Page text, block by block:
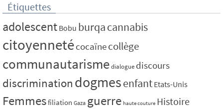
Étiquettes
adolescent Bobu burqacannabis
citoyennetécocaïnecollège
communautarismedialogue discours
discrimination dogmesenfant Etats-Unis
Femmesfiliation Gaza guerre haute couture Histoire